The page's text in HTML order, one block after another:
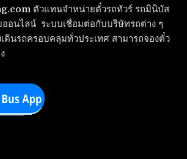
ตัวแทนจำหน่ายตั๋วรถทัวร์ รถมินิบัส
อนไลน์ ระบบเชื่อมต่อกับบริษัทรถต่าง ๆ
ดินรถครอบคลุมทั่วประเทศ สามารถจองตั๋ว